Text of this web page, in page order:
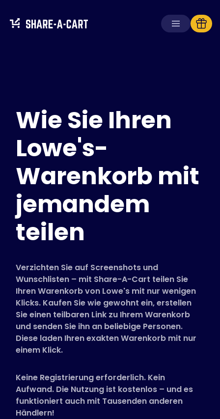
Lösungen
Für Verbraucher
Für Schulen
Für Unternehmen
Hol dir Plus+
Anmelden
Unterstützte Shops
Deutsch (German)
Wie Sie Ihren
Lowe's-
Warenkorb mit
jemandem
teilen
Verzichten Sie auf Screenshots und
Wunschlisten – mit Share-A-Cart teilen Sie
Ihren Warenkorb von Lowe's mit nur wenigen
Klicks. Kaufen Sie wie gewohnt ein, erstellen
Sie einen teilbaren Link zu Ihrem Warenkorb
und senden Sie ihn an beliebige Personen.
Diese laden Ihren exakten Warenkorb mit nur
einem Klick.
Keine Registrierung erforderlich. Kein
Aufwand. Die Nutzung ist kostenlos – und es
funktioniert auch mit Tausenden anderen
Händlern!